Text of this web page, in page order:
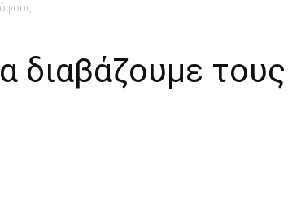
διαβάζουμε τους